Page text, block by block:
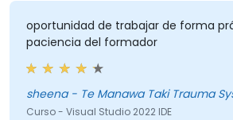
oportunidad de trabajar de forma
paciencia del formador
sheena - Te Manawa Taki Trauma
Curso - Visual Studio 2022 IDE